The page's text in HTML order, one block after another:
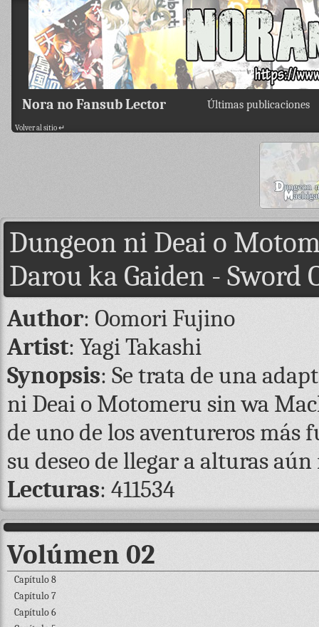
Últimas publicaciones
Nora no Fansub Lector
Volver al sitio ↵
Dungeon ni Deai o
Darou ka Gaiden - Sword
Author: Oomori Fujino
Artist: Yagi Takashi
Synopsis: Se trata de una
ni Deai o Motomeru sin wa
de uno de los aventureros más
su deseo de llegar a alturas
Lecturas: 411534
Volúmen 02
Capítulo 8
Capítulo 7
Capítulo 6